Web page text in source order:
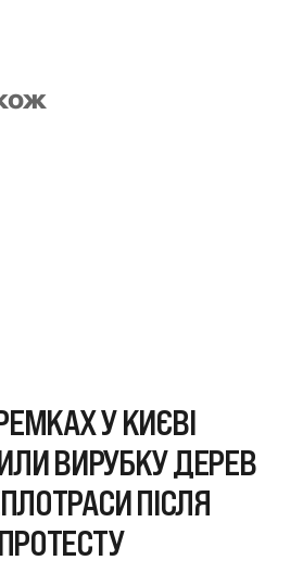
У КИЄВІ
ВИРУБКУ ДЕРЕВ
ПІСЛЯ
ПРОТЕСТУ